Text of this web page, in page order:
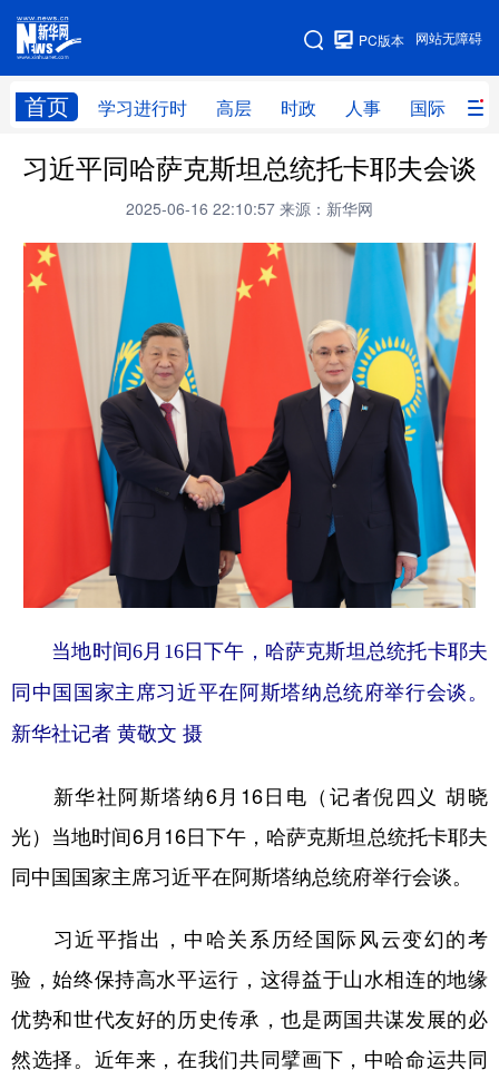
网站无障碍
PC版本
首页 学习进行时 高层 时政 人事 国际 财
网站地图
学习进行时 高层 时政 人事
财经 网评
台湾 思客智库 全球连线 教育
科技 科创 量子 体育
文化 书画 健康 军事
访谈 视频 图片 政务
中央文件 汽车
人居 信息化 数字经济
溯源中国
城市 会展
公益 一带一路 亚太网 上市公司
文化产业
地方频道
浙江 福建 江西
广东 广西 海南 重庆
习近平同哈萨克斯坦总统托卡耶夫会谈
2025-06-16 22:10:57 来源：新华网
当地时间6月16日下午，哈萨克斯坦总统托卡耶夫
同中国国家主席习近平在阿斯塔纳总统府举行会谈。
新华社记者 黄敬文 摄
新华社阿斯塔纳6月16日电（记者倪四义 胡晓
光）当地时间6月16日下午，哈萨克斯坦总统托卡耶夫
同中国国家主席习近平在阿斯塔纳总统府举行会谈。
习近平指出，中哈关系历经国际风云变幻的考
验，始终保持高水平运行，这得益于山水相连的地缘
优势和世代友好的历史传承，也是两国共谋发展的必
然选择。近年来，在我们共同擘画下，中哈命运共同